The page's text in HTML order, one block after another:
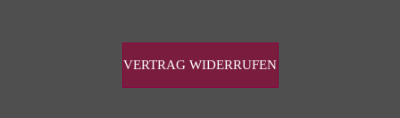
VERTRAG WIDERRUFEN